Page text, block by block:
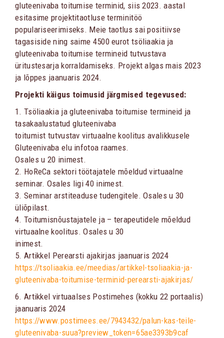
gluteenivaba toitumise terminid, siis 2023. aastal
esitasime projektitaotluse terminitöö
populariseerimiseks. Meie taotlus sai positiivse
tagasiside ning saime 4500 eurot tsöliaakia ja
gluteenivaba toitumise termineid tutvustava
üritustesarja korraldamiseks. Projekt algas mais 2023
ja lõppes jaanuaris 2024.
Projekti käigus toimusid järgmised tegevused:
1. Tsöliaakia ja gluteenivaba toitumise termineid ja
tasakaalustatud gluteenivaba
toitumist tutvustav virtuaalne koolitus avalikkusele
Gluteenivaba elu infotoa raames.
Osales u 20 inimest.
2. HoReCa sektori töötajatele mõeldud virtuaalne
seminar. Osales ligi 40 inimest.
3. Seminar arstiteaduse tudengitele. Osales u 30
üliõpilast.
4. Toitumisnõustajatele ja – terapeutidele mõeldud
virtuaalne koolitus. Osales u 30
inimest.
5. Artikkel Perearsti ajakirjas jaanuaris 2024
https://tsoliaakia.ee/meedias/artikkel-tsoliaakia-ja-
gluteenivaba-toitumise-terminid-perearsti-ajakirjas/
6. Artikkel virtuaalses Postimehes (kokku 22 portaalis)
jaanuaris 2024
https://www.postimees.ee/7943432/palun-kas-teile-
gluteenivaba-suua?preview_token=65ae3393b9caf